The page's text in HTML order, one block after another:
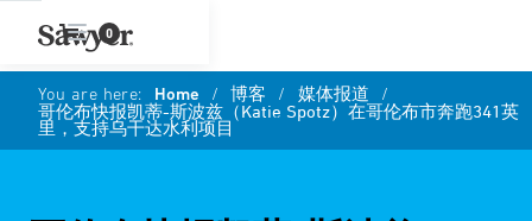
0
You are here: Home / 博客 / 媒体报道 /
哥伦布快报凯蒂-斯波兹（Katie Spotz）在哥伦布市奔跑341英
里，支持乌干达水利项目